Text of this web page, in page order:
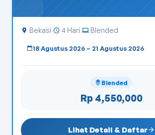
Bekasi· 4 Hari· Blended
18 Agustus 2026 – 21 Agustus 2026
Blended
Rp 4,550,000
Lihat Detail & Daftar